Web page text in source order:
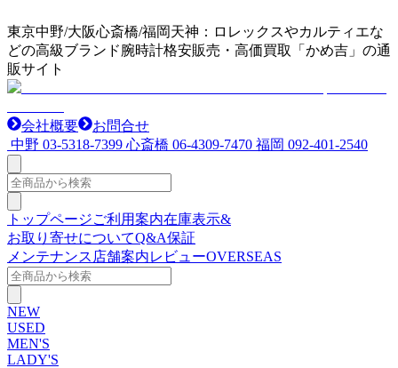
東京中野/大阪心斎橋/福岡天神：ロレックスやカルティエな
どの高級ブランド腕時計格安販売・高価買取「かめ吉」の通
販サイト
会社概要
お問合せ
中野 03-5318-7399 心斎橋 06-4309-7470 福岡 092-401-2540
トップページご利用案内在庫表示&
お取り寄せについてQ&A保証
メンテナンス 店舗案内レビューOVERSEAS
NEW
USED
MEN'S
LADY'S